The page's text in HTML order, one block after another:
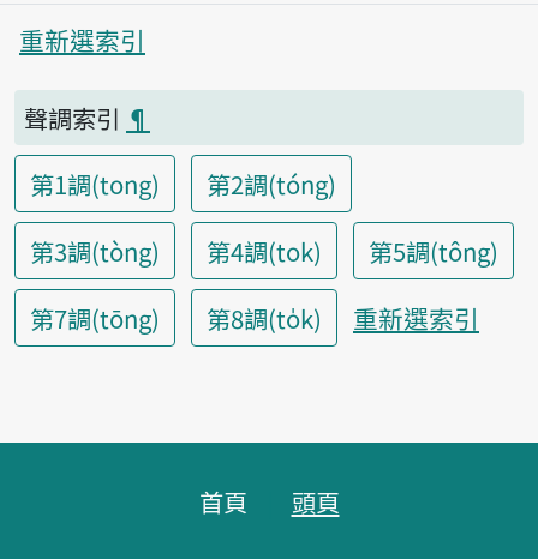
重新選索引
聲調索引 ¶
第1調(tong)
第2調(tóng)
第3調(tòng)
第4調(tok)
第5調(tông)
第7調(tōng)
第8調(to̍k) 重新選索引
首頁 頭頁